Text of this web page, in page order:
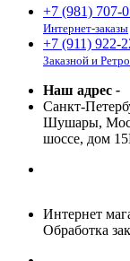
+7 (981) 707-
Интернет-заказы
+7 (911) 922-
Заказной и Ретро
Наш адрес -
Санкт-
Шушары,
шоссе, дом
Интернет
Обработка